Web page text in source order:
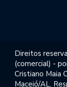
Direitos
(comercial) -
Cristiano Maia
Maceió/AL.